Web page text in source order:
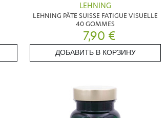
LEHNING
LEHNING PÂTE SUISSE FATIGUE VISUELLE
40 GOMMES
7,90 €
ДОБАВИТЬ В КОРЗИНУ